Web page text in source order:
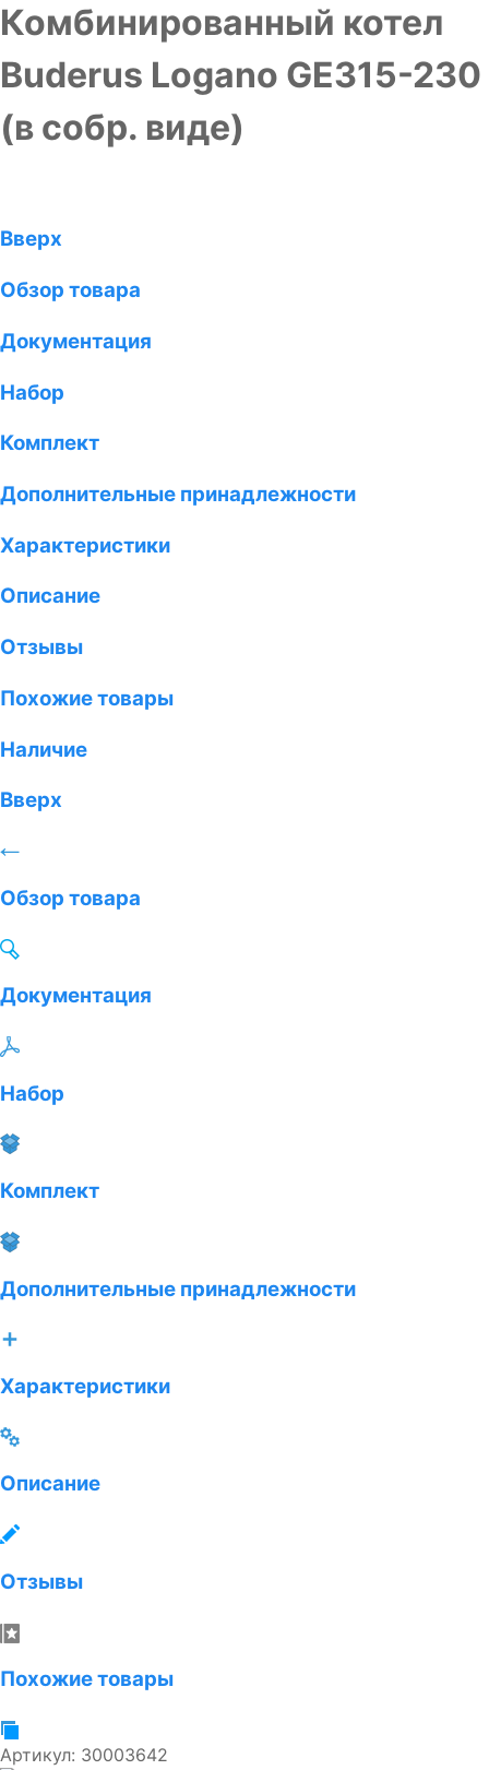
Комбинированный котел
Buderus Logano GE315-230
(в собр. виде)
Вверх
Обзор товара
Документация
Набор
Комплект
Дополнительные принадлежности
Характеристики
Описание
Отзывы
Похожие товары
Наличие
Вверх
Обзор товара
Документация
Набор
Комплект
Дополнительные принадлежности
Характеристики
Описание
Отзывы
Похожие товары
Артикул: 30003642